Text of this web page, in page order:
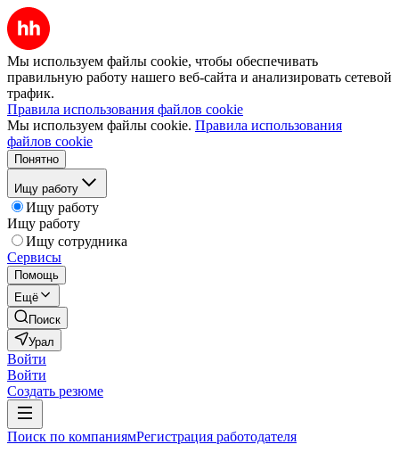
Мы используем файлы cookie, чтобы обеспечивать
правильную работу нашего веб-сайта и анализировать сетевой
трафик.
Правила использования файлов cookie
Мы используем файлы cookie. Правила использования
файлов cookie
Понятно
Ищу работу
Ищу работу
Ищу работу
Ищу сотрудника
Сервисы
Помощь
Ещё
Поиск
Урал
Войти
Войти
Создать резюме
Поиск по компаниямРегистрация работодателя